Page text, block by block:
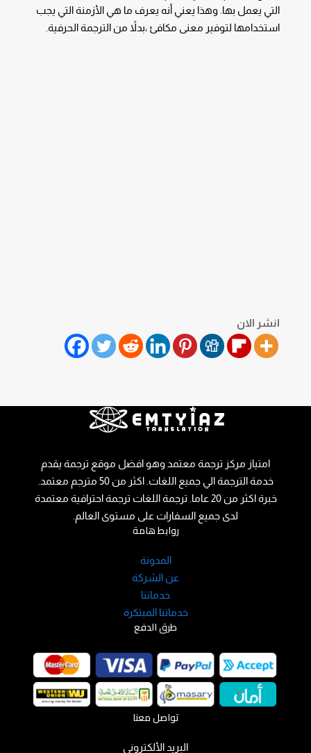
التي يعمل بها. وهذا يعني أنه يعرف ما هي الأزمنة التي يجب
استخدامها لتوفير معنى مكافئ ،بدلاً من الترجمة الحرفية.
انشر الان
تواصل معنا
البريد الألكتروني
طرق الدفع
روابط هامة
المدونة
عن الشركة
خدماتنا
خدماتنا المبتكرة
امتياز مركز ترجمة معتمد وهو افضل موقع ترجمة يقدم
خدمة الترجمة الي جميع اللغات. اكثر من 50 مترجم معتمد.
خبرة اكثر من 20 عاما. ترجمة اللغات ترجمة احترافية معتمدة
لدى جميع السفارات على مستوى العالم.